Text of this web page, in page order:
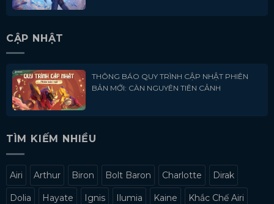
CẬP NHẬT
THÔNG BÁO QUY TRÌNH CẬP NHẬT PHIÊN
BẢN MỚI: CÀN NGUYÊN TIÊN CẢNH
TÌM KIẾM NHIỀU
Airi Arthur Biron Bolt Baron Charlotte Dirak
Dolia Hayate Ignis Ilumia Kaine Khắc Chế Airi